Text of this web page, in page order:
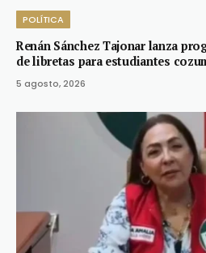
POLÍTICA
Renán Sánchez Tajonar lanza
de libretas para estudiantes
5 agosto, 2026